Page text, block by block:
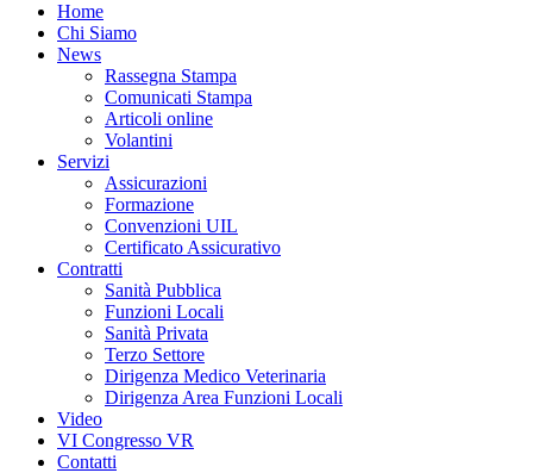
Home
Chi Siamo
News
Rassegna Stampa
Comunicati Stampa
Articoli online
Volantini
Servizi
Assicurazioni
Formazione
Convenzioni UIL
Certificato Assicurativo
Contratti
Sanità Pubblica
Funzioni Locali
Sanità Privata
Terzo Settore
Dirigenza Medico Veterinaria
Dirigenza Area Funzioni Locali
Video
VI Congresso VR
Contatti